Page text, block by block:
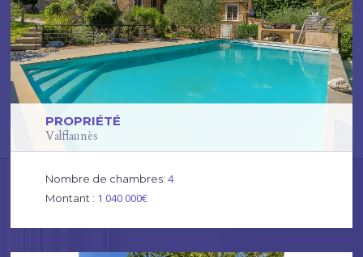
PROPRIÉTÉ
Valflaunès
Nombre de chambres: 4
Montant : 1 040 000€